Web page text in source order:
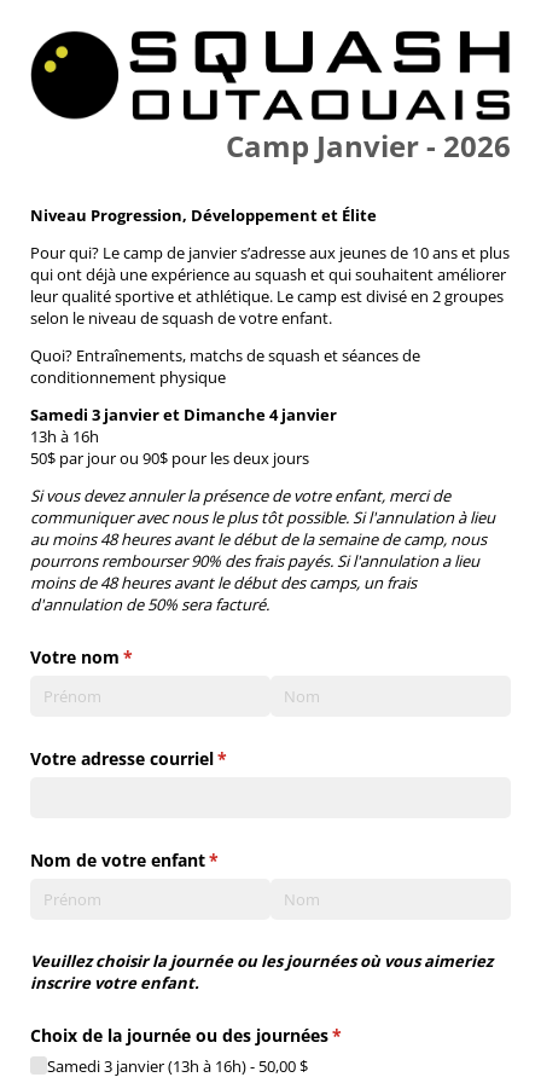
Camp Janvier - 2026
Niveau Progression, Développement et Élite
Pour qui? Le camp de janvier s’adresse aux jeunes de 10 ans et plus
qui ont déjà une expérience au squash et qui souhaitent améliorer
leur qualité sportive et athlétique. Le camp est divisé en 2 groupes
selon le niveau de squash de votre enfant.
Quoi? Entraînements, matchs de squash et séances de
conditionnement physique
Samedi 3 janvier et Dimanche 4 janvier
13h à 16h
50$ par jour ou 90$ pour les deux jours
Si vous devez annuler la présence de votre enfant, merci de
communiquer avec nous le plus tôt possible. Si l'annulation à lieu
au moins 48 heures avant le début de la semaine de camp, nous
pourrons rembourser 90% des frais payés. Si l'annulation a lieu
moins de 48 heures avant le début des camps, un frais
d'annulation de 50% sera facturé.
Votre nom *
(requis)
Votre adresse courriel*
(requis)
Nom de votre enfant*
(requis)
Veuillez choisir la journée ou les journées où vous aimeriez
inscrire votre enfant.
Choix de la journée ou des journées*
(requis)
Samedi 3 janvier (13h à 16h) 50,00 $